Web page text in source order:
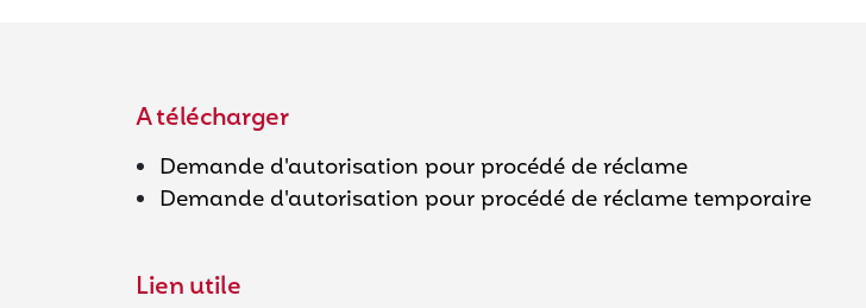
A télécharger
Demande d'autorisation pour procédé de réclame
Demande d'autorisation pour procédé de réclame temporaire
Lien utile